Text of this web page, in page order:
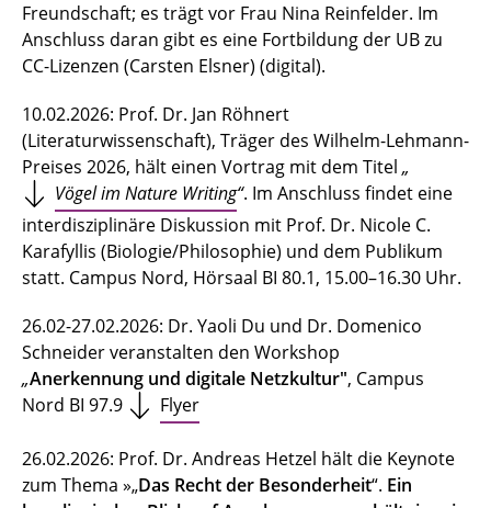
Freundschaft; es trägt vor Frau Nina Reinfelder. Im
Anschluss daran gibt es eine Fortbildung der UB zu
CC-Lizenzen (Carsten Elsner) (digital).
10.02.2026: Prof. Dr. Jan Röhnert
(Literaturwissenschaft), Träger des Wilhelm-Lehmann-
Preises 2026, hält einen Vortrag mit dem Titel „
Vögel im Nature Writing“. Im Anschluss findet eine
interdisziplinäre Diskussion mit Prof. Dr. Nicole C.
Karafyllis (Biologie/Philosophie) und dem Publikum
statt. Campus Nord, Hörsaal BI 80.1, 15.00–16.30 Uhr.
26.02-27.02.2026: Dr. Yaoli Du und Dr. Domenico
Schneider veranstalten den Workshop
„Anerkennung und digitale Netzkultur", Campus
Nord BI 97.9
Flyer
26.02.2026: Prof. Dr. Andreas Hetzel hält die Keynote
zum Thema »„Das Recht der Besonderheit“. Ein